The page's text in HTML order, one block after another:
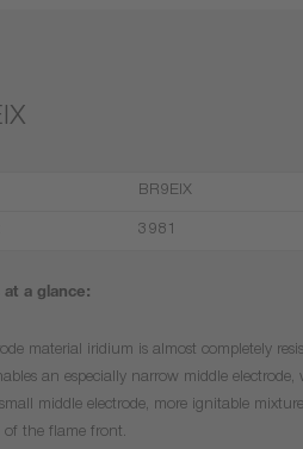
BR9EIX
3981
a glance:
material iridium is almost completely
an especially narrow middle
middle electrode, more ignitable
of the flame front.